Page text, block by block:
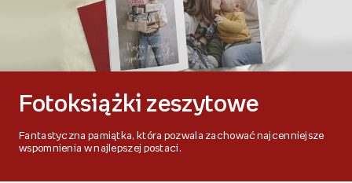
Fotoksiążki zeszytowe
Fantastyczna pamiątka, która pozwala zachować najcenniejsze
wspomnienia w najlepszej postaci.